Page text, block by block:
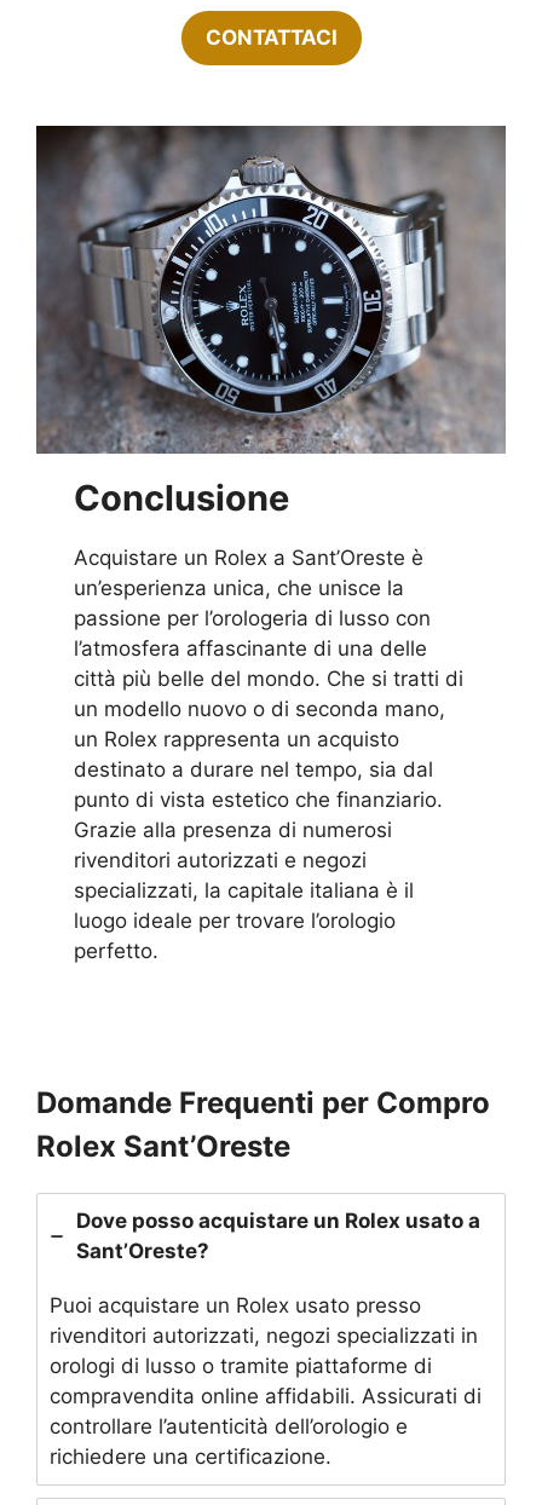
CONTATTACI
Conclusione
Acquistare un Rolex a Sant’Oreste è
un’esperienza unica, che unisce la
passione per l’orologeria di lusso con
l’atmosfera affascinante di una delle
città più belle del mondo. Che si tratti di
un modello nuovo o di seconda mano,
un Rolex rappresenta un acquisto
destinato a durare nel tempo, sia dal
punto di vista estetico che finanziario.
Grazie alla presenza di numerosi
rivenditori autorizzati e negozi
specializzati, la capitale italiana è il
luogo ideale per trovare l’orologio
perfetto.
Domande Frequenti per Compro
Rolex Sant’Oreste
Dove posso acquistare un Rolex usato a
Sant’Oreste?
Puoi acquistare un Rolex usato presso
rivenditori autorizzati, negozi specializzati in
orologi di lusso o tramite piattaforme di
compravendita online affidabili. Assicurati di
controllare l’autenticità dell’orologio e
richiedere una certificazione.